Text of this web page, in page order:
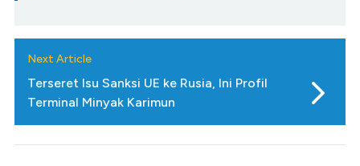
Next Article
Terseret Isu Sanksi UE ke Rusia, Ini Profil
Terminal Minyak Karimun